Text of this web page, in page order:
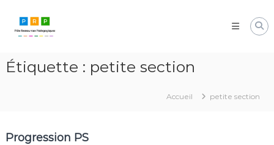
contenu
Pôle
Ressources
les
compétences
Étiquette : petite section
Accueil petite section
Progression PS